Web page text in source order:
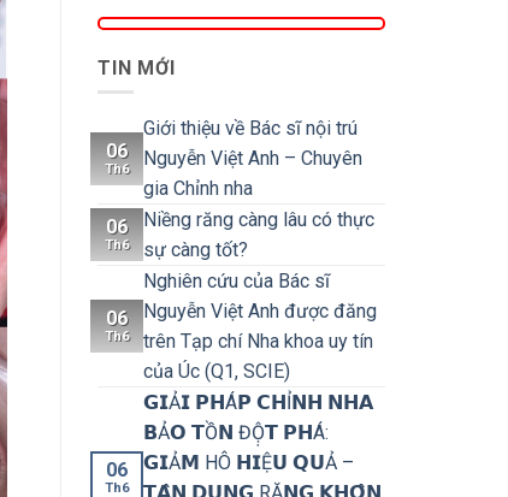
TIN MỚI
06
Th6
Giới thiệu về Bác sĩ nội trú
Nguyễn Việt Anh – Chuyên
gia Chỉnh nha
06
Th6
Niềng răng càng lâu có thực
sự càng tốt?
06
Th6
Nghiên cứu của Bác sĩ
Nguyễn Việt Anh được đăng
trên Tạp chí Nha khoa uy tín
của Úc (Q1, SCIE)
06
Th6
𝗚𝗜Ả𝗜 𝗣𝗛Á𝗣 𝗖𝗛Ỉ𝗡𝗛 𝗡𝗛𝗔
𝗕Ả𝗢 𝗧Ồ𝗡 ĐỘ̣𝗧 𝗣𝗛Á:
𝗚𝗜Ả𝗠 HÔ 𝗛𝗜Ệ𝗨 𝗤𝗨Ả –